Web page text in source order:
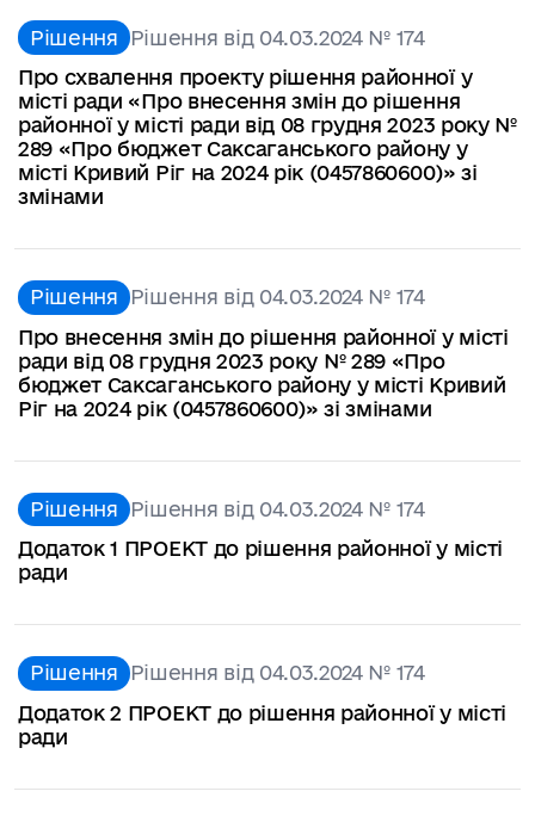
Рішення Рішення від 04.03.2024 № 174
Про схвалення проекту рішення районної у
місті ради «Про внесення змін до рішення
районної у місті ради від 08 грудня 2023 року №
289 «Про бюджет Саксаганського району у
місті Кривий Ріг на 2024 рік (0457860600)» зі
змінами
Рішення Рішення від 04.03.2024 № 174
Про внесення змін до рішення районної у місті
ради від 08 грудня 2023 року № 289 «Про
бюджет Саксаганського району у місті Кривий
Ріг на 2024 рік (0457860600)» зі змінами
Рішення Рішення від 04.03.2024 № 174
Додаток 1 ПРОЕКТ до рішення районної у місті
ради
Рішення Рішення від 04.03.2024 № 174
Додаток 2 ПРОЕКТ до рішення районної у місті
ради